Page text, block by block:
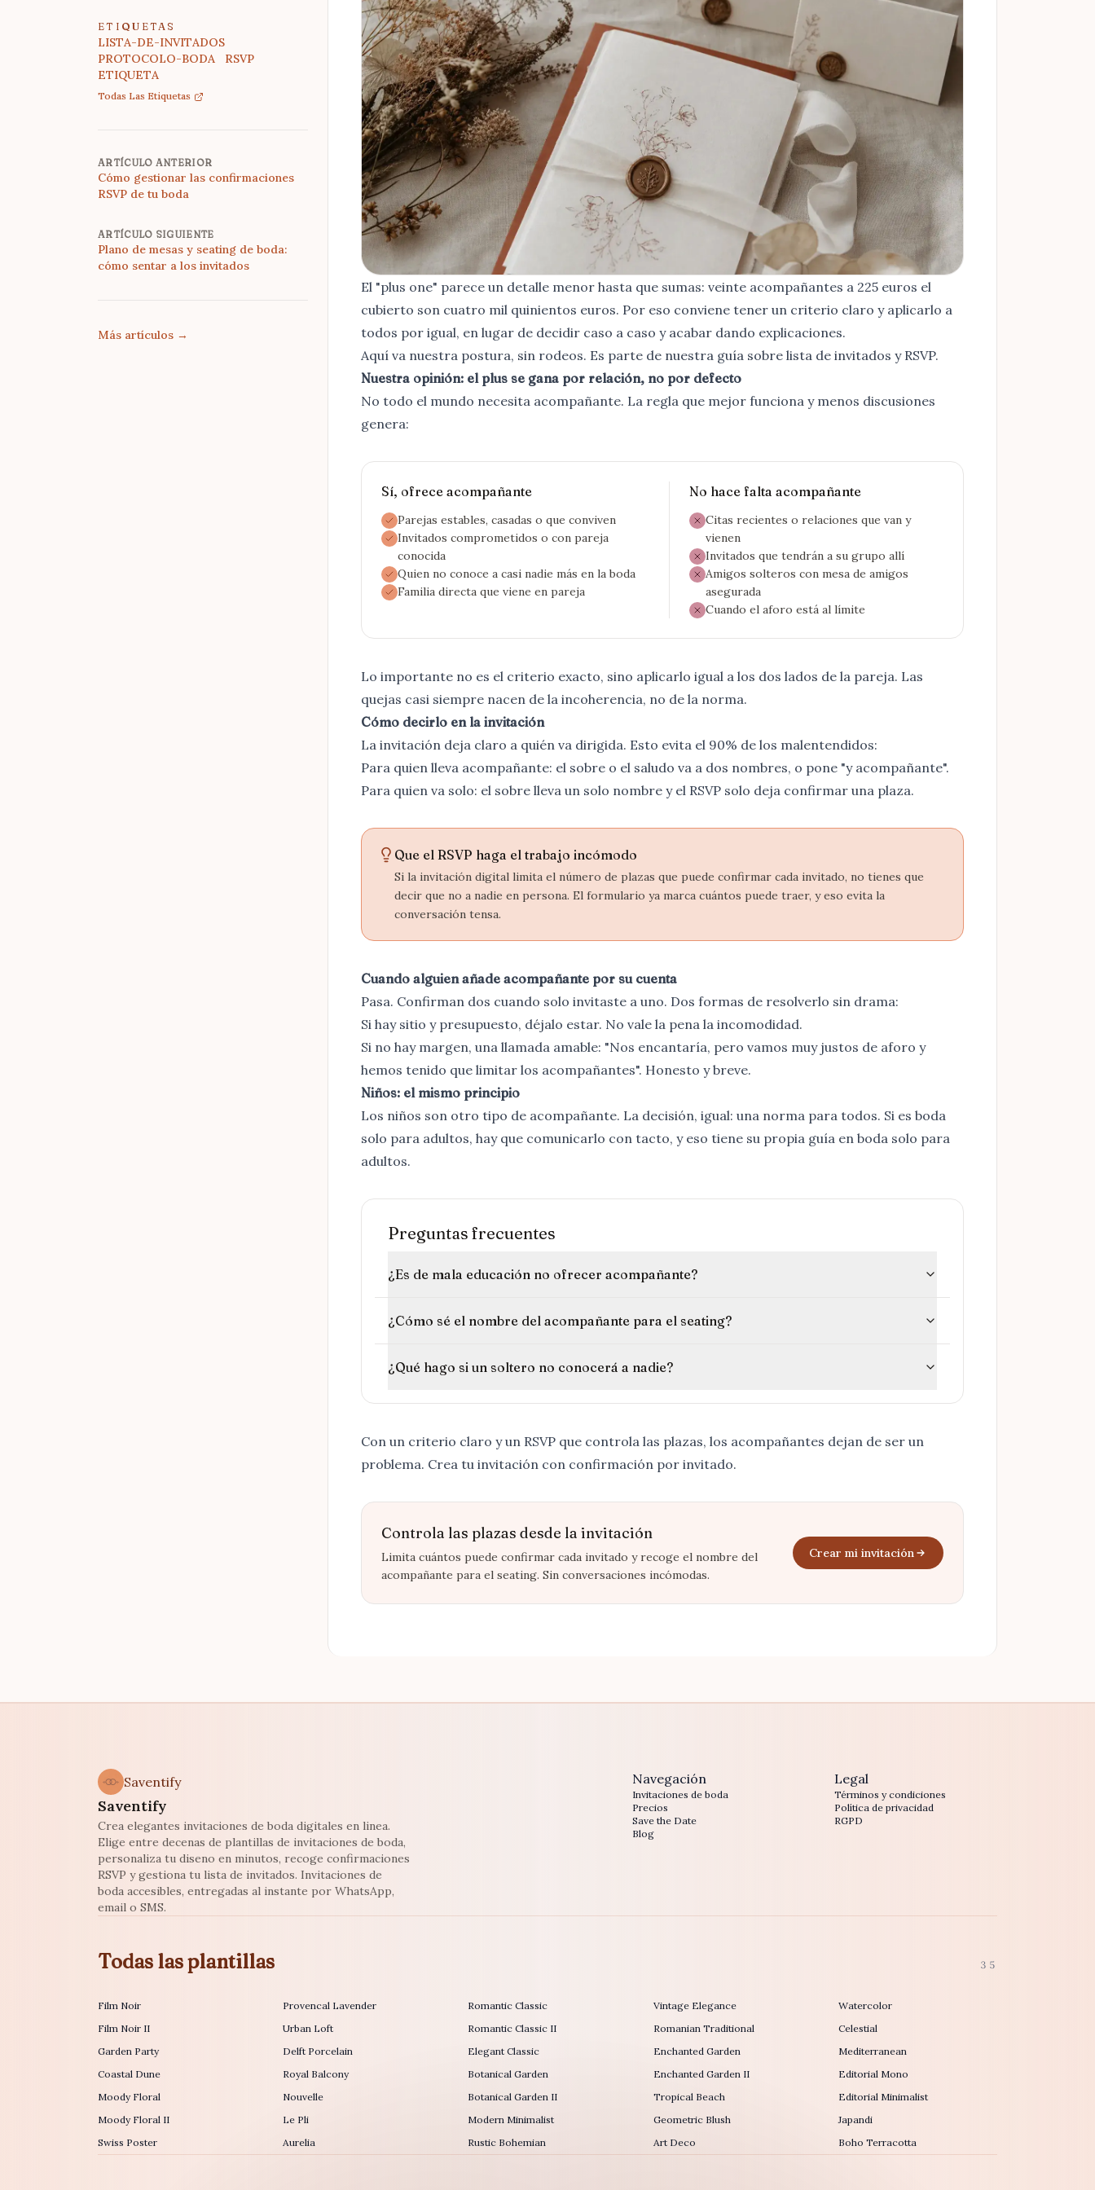
El "plus one" parece un detalle menor hasta que sumas: veinte acompañantes a 225 euros el
cubierto son cuatro mil quinientos euros. Por eso conviene tener un criterio claro y aplicarlo a
todos por igual, en lugar de decidir caso a caso y acabar dando explicaciones.
Aquí va nuestra postura, sin rodeos. Es parte de nuestra guía sobre lista de invitados y RSVP.
Nuestra opinión: el plus se gana por relación, no por defecto
No todo el mundo necesita acompañante. La regla que mejor funciona y menos discusiones
genera:
Sí, ofrece acompañante
Parejas estables, casadas o que conviven
Invitados comprometidos o con pareja
conocida
Quien no conoce a casi nadie más en la boda
Familia directa que viene en pareja
No hace falta acompañante
Citas recientes o relaciones que van y
vienen
Invitados que tendrán a su grupo allí
Amigos solteros con mesa de amigos
asegurada
Cuando el aforo está al límite
Lo importante no es el criterio exacto, sino aplicarlo igual a los dos lados de la pareja. Las
quejas casi siempre nacen de la incoherencia, no de la norma.
Cómo decirlo en la invitación
La invitación deja claro a quién va dirigida. Esto evita el 90% de los malentendidos:
Para quien lleva acompañante: el sobre o el saludo va a dos nombres, o pone "y acompañante".
Para quien va solo: el sobre lleva un solo nombre y el RSVP solo deja confirmar una plaza.
Que el RSVP haga el trabajo incómodo
Si la invitación digital limita el número de plazas que puede confirmar cada invitado, no tienes que
decir que no a nadie en persona. El formulario ya marca cuántos puede traer, y eso evita la
conversación tensa.
Cuando alguien añade acompañante por su cuenta
Pasa. Confirman dos cuando solo invitaste a uno. Dos formas de resolverlo sin drama:
Si hay sitio y presupuesto, déjalo estar. No vale la pena la incomodidad.
Si no hay margen, una llamada amable: "Nos encantaría, pero vamos muy justos de aforo y
hemos tenido que limitar los acompañantes". Honesto y breve.
Niños: el mismo principio
Los niños son otro tipo de acompañante. La decisión, igual: una norma para todos. Si es boda
solo para adultos, hay que comunicarlo con tacto, y eso tiene su propia guía en boda solo para
adultos.
Preguntas frecuentes
¿Es de mala educación no ofrecer acompañante?
¿Cómo sé el nombre del acompañante para el seating?
¿Qué hago si un soltero no conocerá a nadie?
Con un criterio claro y un RSVP que controla las plazas, los acompañantes dejan de ser un
problema. Crea tu invitación con confirmación por invitado.
Controla las plazas desde la invitación
Limita cuántos puede confirmar cada invitado y recoge el nombre del
acompañante para el seating. Sin conversaciones incómodas.
Crear mi invitación
ETIQUETAS
LISTA-DE-INVITADOS
PROTOCOLO-BODA
RSVP
ETIQUETA
Todas Las Etiquetas
ARTÍCULO ANTERIOR
Cómo gestionar las confirmaciones
RSVP de tu boda
ARTÍCULO SIGUIENTE
Plano de mesas y seating de boda:
cómo sentar a los invitados
Más artículos →
Saventify
Saventify
Crea elegantes invitaciones de boda digitales en linea.
Elige entre decenas de plantillas de invitaciones de boda,
personaliza tu diseno en minutos, recoge confirmaciones
RSVP y gestiona tu lista de invitados. Invitaciones de
boda accesibles, entregadas al instante por WhatsApp,
email o SMS.
Navegación
Invitaciones de boda
Precios
Save the Date
Blog
Legal
Términos y condiciones
Política de privacidad
RGPD
Todas las plantillas 35
Film Noir
Film Noir II
Garden Party
Coastal Dune
Moody Floral
Moody Floral II
Swiss Poster
Provencal Lavender
Urban Loft
Delft Porcelain
Royal Balcony
Nouvelle
Le Pli
Aurelia
Romantic Classic
Romantic Classic II
Elegant Classic
Botanical Garden
Botanical Garden II
Modern Minimalist
Rustic Bohemian
Vintage Elegance
Romanian Traditional
Enchanted Garden
Enchanted Garden II
Tropical Beach
Geometric Blush
Art Deco
Watercolor
Celestial
Mediterranean
Editorial Mono
Editorial Minimalist
Japandi
Boho Terracotta